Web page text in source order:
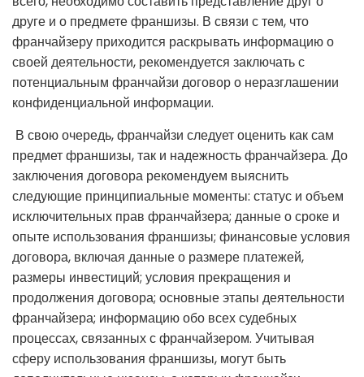
друге и о предмете франшизы. В связи с тем, что
франчайзеру приходится раскрывать информацию о
своей деятельности, рекомендуется заключать с
потенциальным франчайзи договор о неразглашении
конфиденциальной информации.
В свою очередь, франчайзи следует оценить как сам
предмет франшизы, так и надежность франчайзера. До
заключения договора рекомендуем выяснить
следующие принципиальные моменты: статус и объем
исключительных прав франчайзера; данные о сроке и
опыте использования франшизы; финансовые условия
договора, включая данные о размере платежей,
размеры инвестиций; условия прекращения и
продолжения договора; основные этапы деятельности
франчайзера; информацию обо всех судебных
процессах, связанных с франчайзером. Учитывая
сферу использования франшизы, могут быть